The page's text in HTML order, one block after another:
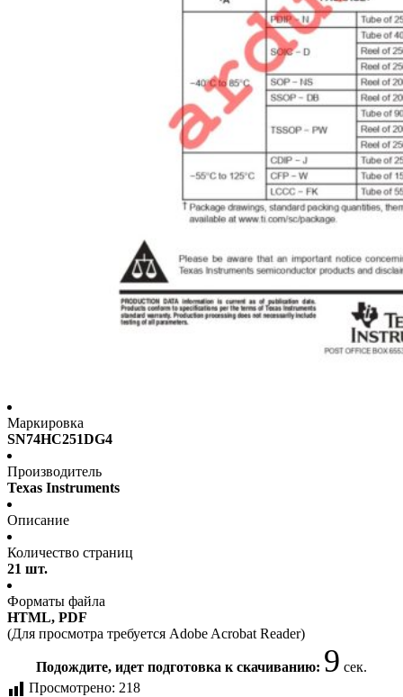
Маркировка
SN74HC251DG4
Производитель
Texas Instruments
Описание
Количество страниц
21 шт.
Форматы файла
HTML, PDF
(Для просмотра требуется Adobe Acrobat Reader)
Подождите, идет подготовка к скачиванию: 9 сек.
Просмотрено: 218